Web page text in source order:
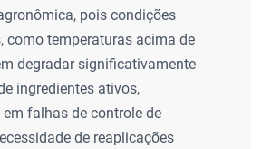
pois condições
como temperaturas acima de
degradar significativamente
ingredientes ativos,
falhas de controle de
de reaplicações